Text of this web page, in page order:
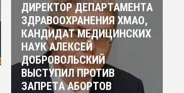
ДИРЕКТОР ДЕПАРТАМЕНТА
ЗДРАВООХРАНЕНИЯ ХМАО,
КАНДИДАТ МЕДИЦИНСКИХ
НАУК АЛЕКСЕЙ
ДОБРОВОЛЬСКИЙ
ВЫСТУПИЛ ПРОТИВ
ЗАПРЕТА АБОРТОВ